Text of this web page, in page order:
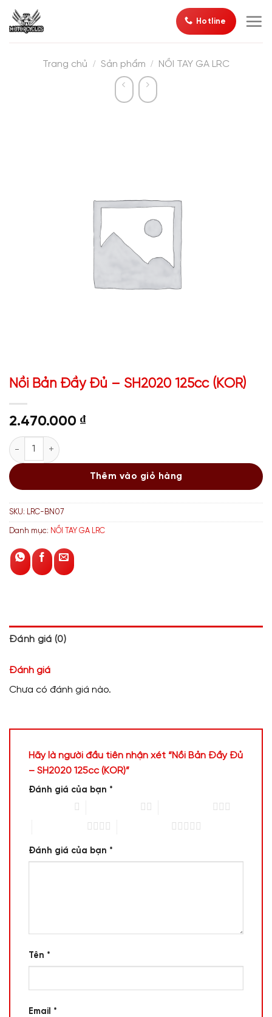
qua
Hotline
Trang chủ / Sản phẩm / NỒI TAY GA LRC
Nồi Bản Đầy Đủ – SH2020 125cc (KOR)
2.470.000 ₫
Nồi Bản Đầy Đủ - SH2020 125cc (KOR) số lượng
Thêm vào giỏ hàng
SKU: LRC-BN07
Danh mục: NỒI TAY GA LRC
Đánh giá (0)
Đánh giá
Chưa có đánh giá nào.
Hãy là người đầu tiên nhận xét “Nồi Bản Đầy Đủ
– SH2020 125cc (KOR)”
Đánh giá của bạn *
Đánh giá của bạn *
Tên *
Email *